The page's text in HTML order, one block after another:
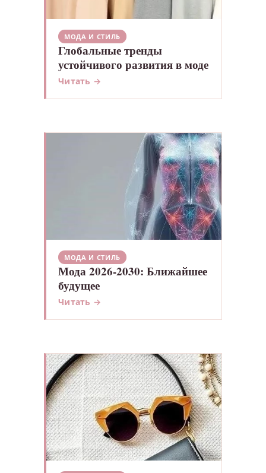
МОДА И СТИЛЬ
Глобальные тренды
устойчивого развития в моде
Читать →
МОДА И СТИЛЬ
Мода 2026-2030: Ближайшее
будущее
Читать →